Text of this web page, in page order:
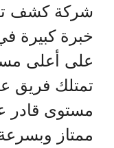
شركة كشف
خبرة كبيرة
على أعلى
تمتلك فريق
مستوى قادر
ممتاز وبسرعة